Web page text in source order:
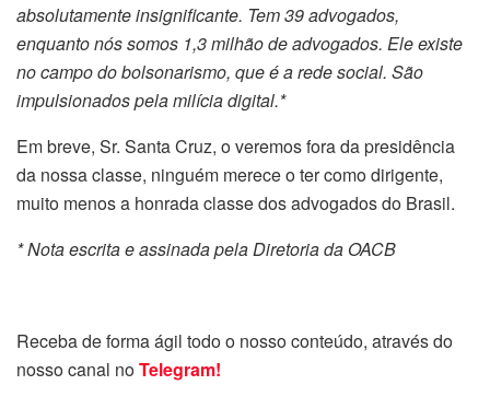
absolutamente insignificante. Tem 39 advogados,
enquanto nós somos 1,3 milhão de advogados. Ele existe
no campo do bolsonarismo, que é a rede social. São
impulsionados pela milícia digital.*
Em breve, Sr. Santa Cruz, o veremos fora da presidência
da nossa classe, ninguém merece o ter como dirigente,
muito menos a honrada classe dos advogados do Brasil.
* Nota escrita e assinada pela Diretoria da OACB
Receba de forma ágil todo o nosso conteúdo, através do
nosso canal noTelegram!